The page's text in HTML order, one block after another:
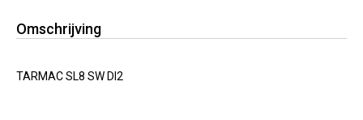
Omschrijving
TARMAC SL8 SW DI2